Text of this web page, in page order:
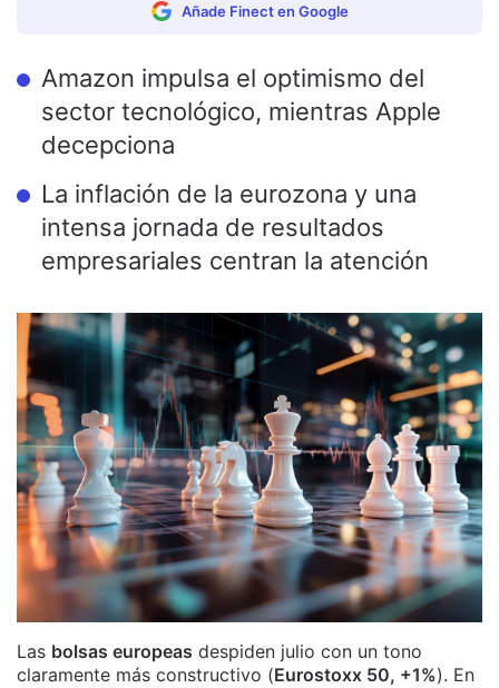
Añade Finect en Google
Amazon impulsa el optimismo del
sector tecnológico, mientras Apple
decepciona
La inflación de la eurozona y una
intensa jornada de resultados
empresariales centran la atención
Las bolsas europeas despiden julio con un tono
claramente más constructivo (Eurostoxx 50, +1%). En